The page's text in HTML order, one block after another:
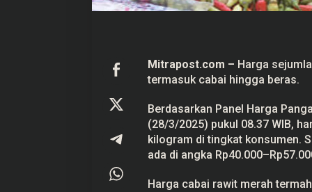
b
e
a
Mitrapost.com – Harga
termasuk cabai hingga beras.
Berdasarkan Panel Harga
(28/3/2025) pukul 08.37 WIB,
kilogram di tingkat konsumen.
ada di angka
Harga cabai rawit merah